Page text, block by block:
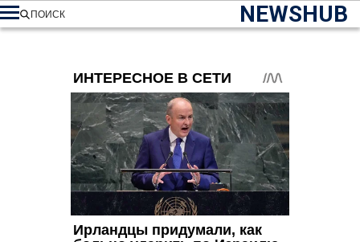
NEWSHUB
ПОИСК